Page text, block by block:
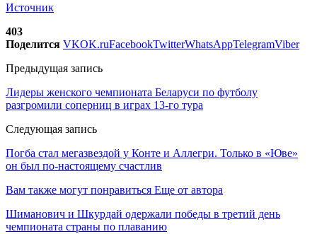
Источник
403
Поделится VKOK.ruFacebookTwitterWhatsAppTelegramViber
Предыдущая запись
Лидеры женского чемпионата Беларуси по футболу
разгромили соперниц в играх 13-го тура
Следующая запись
Погба стал мегазвездой у Конте и Аллегри. Только в «Юве»
он был по-настоящему счастлив
Вам также могут понравиться Еще от автора
Шиманович и Шкурдай одержали победы в третий день
чемпионата страны по плаванию